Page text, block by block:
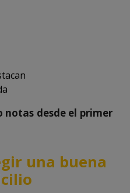
notas desde el primer
una buena